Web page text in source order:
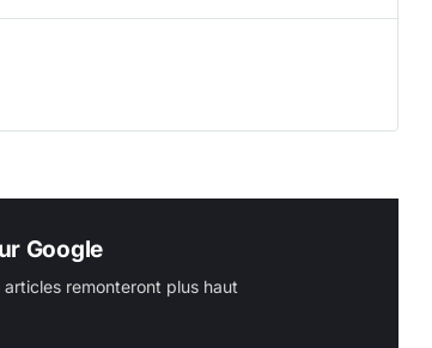
Google
remonteront plus haut